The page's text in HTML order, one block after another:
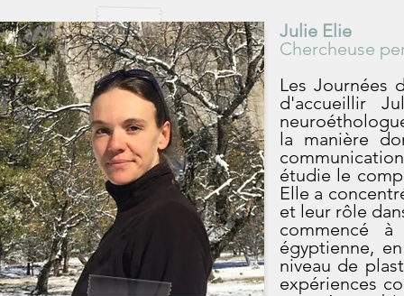
Julie Elie
Chercheuse
Les Journées
d'accueillir
la manière
étudie le
Elle a
et leur rôle
commencé
égyptienne,
niveau de
expériences